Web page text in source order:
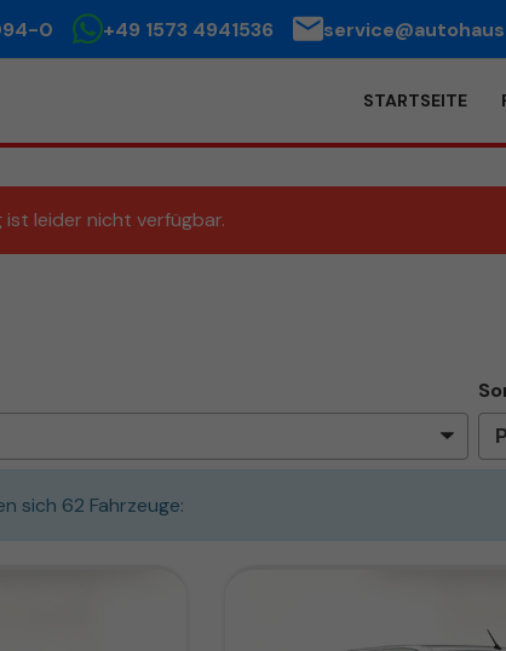
0 +49 1573 4941536
STARTSEITE
ist leider nicht verfügbar.
sich 62 Fahrzeuge: